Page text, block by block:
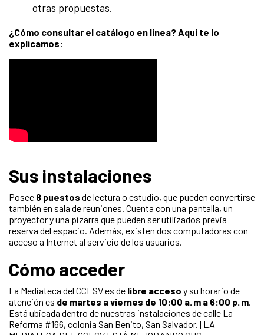
otras propuestas.
¿Cómo consultar el catálogo en línea? Aquí te lo
explicamos:
Sus instalaciones
Posee 8 puestos de lectura o estudio, que pueden convertirse
también en sala de reuniones. Cuenta con una pantalla, un
proyector y una pizarra que pueden ser utilizados previa
reserva del espacio. Además, existen dos computadoras con
acceso a Internet al servicio de los usuarios.
Cómo acceder
La Mediateca del CCESV es de libre acceso y su horario de
atención es de martes a viernes de 10:00 a. m a 6:00 p. m
Está ubicada dentro de nuestras instalaciones de calle La
Reforma #166, colonia San Benito, San Salvador. [LA